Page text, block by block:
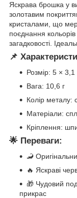
Яскрава брошка у
золотавим
кристалами, що
поєднання
загадковості.
📌
Розмір: 5 × 3,1
Вага: 10,6 г
Колір металу:
Матеріали:
Кріплення:
🌟 Переваги:
🦂
🔥 Яскраві
🎁 Чудовий
прикрас